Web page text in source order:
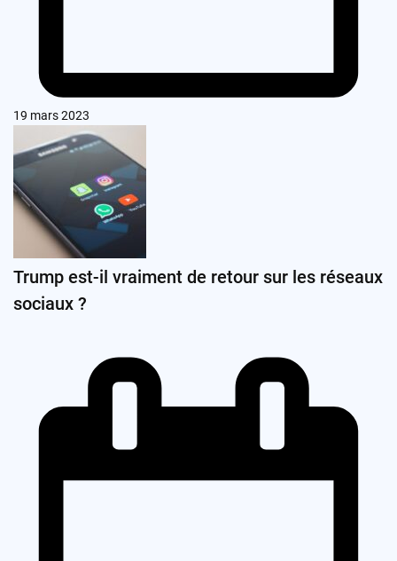
19 mars 2023
Trump est-il vraiment de retour sur les réseaux
sociaux ?